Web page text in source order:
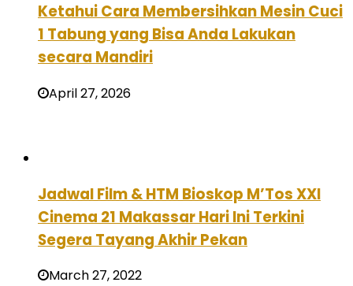
Ketahui Cara Membersihkan Mesin Cuci
1 Tabung yang Bisa Anda Lakukan
secara Mandiri
April 27, 2026
Jadwal Film & HTM Bioskop M’Tos XXI
Cinema 21 Makassar Hari Ini Terkini
Segera Tayang Akhir Pekan
March 27, 2022